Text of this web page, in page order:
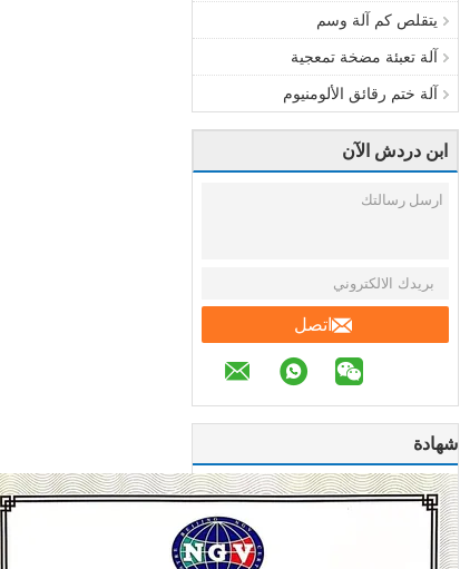
يتقلص كم آلة وسم
آلة تعبئة مضخة تمعجية
آلة ختم رقائق الألومنيوم
ابن دردش الآن
اتصل
شهادة